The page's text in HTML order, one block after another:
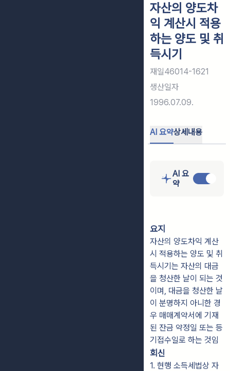
자산의 양도차
익 계산시 적용
하는 양도 및 취
득시기
재일46014-1621
생산일자
1996.07.09.
AI 요약상세내용
AI 요
약
요지
자산의 양도차익 계산
시 적용하는 양도 및 취
득시기는 자산의 대금
을 청산한 날이 되는 것
이며, 대금을 청산한 날
이 분명하지 아니한 경
우 매매계약서에 기재
된 잔금 약정일 또는 등
기접수일로 하는 것임
회신
1. 현행 소득세법상 자